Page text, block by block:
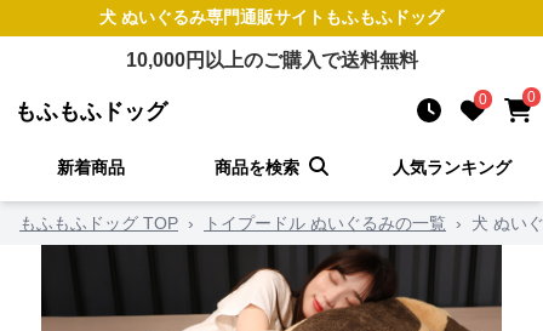
犬 ぬいぐるみ専門通販サイト もふもふドッグ
10,000円以上のご購入で送料無料
もふもふドッグ 0 0
新着商品 商品を検索 人気ランキング
もふもふドッグ TOP › トイプードル ぬいぐるみの一覧 › 犬 ぬい